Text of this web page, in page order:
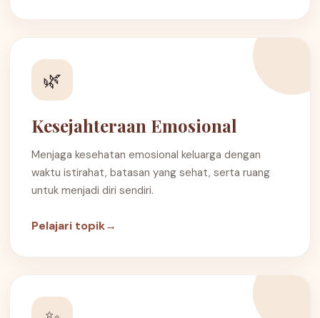
🌿
Kesejahteraan Emosional
Menjaga kesehatan emosional keluarga dengan
waktu istirahat, batasan yang sehat, serta ruang
untuk menjadi diri sendiri.
Pelajari topik→